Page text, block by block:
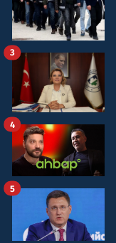
3
4
5